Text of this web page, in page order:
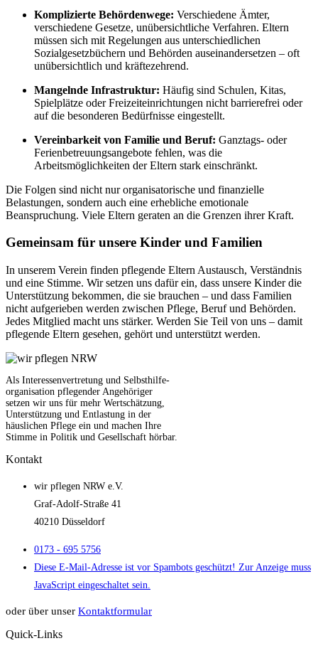
Komplizierte Behördenwege: Verschiedene Ämter,
verschiedene Gesetze, unübersichtliche Verfahren. Eltern
müssen sich mit Regelungen aus unterschiedlichen
Sozialgesetzbüchern und Behörden auseinandersetzen – oft
unübersichtlich und kräftezehrend.
Mangelnde Infrastruktur: Häufig sind Schulen, Kitas,
Spielplätze oder Freizeiteinrichtungen nicht barrierefrei oder
auf die besonderen Bedürfnisse eingestellt.
Vereinbarkeit von Familie und Beruf: Ganztags- oder
Ferienbetreuungsangebote fehlen, was die
Arbeitsmöglichkeiten der Eltern stark einschränkt.
Die Folgen sind nicht nur organisatorische und finanzielle
Belastungen, sondern auch eine erhebliche emotionale
Beanspruchung. Viele Eltern geraten an die Grenzen ihrer Kraft.
Gemeinsam für unsere Kinder und Familien
In unserem Verein finden pflegende Eltern Austausch, Verständnis
und eine Stimme. Wir setzen uns dafür ein, dass unsere Kinder die
Unterstützung bekommen, die sie brauchen – und dass Familien
nicht aufgerieben werden zwischen Pflege, Beruf und Behörden.
Jedes Mitglied macht uns stärker. Werden Sie Teil von uns – damit
pflegende Eltern gesehen, gehört und unterstützt werden.
Als Interessenvertretung und Selbsthilfe-
organisation pflegender Angehöriger
setzen wir uns für mehr Wertschätzung,
Unterstützung und Entlastung in der
häuslichen Pflege ein und machen Ihre
Stimme in Politik und Gesellschaft hörbar.
Kontakt
wir pflegen NRW e.V.
Graf-Adolf-Straße 41
40210 Düsseldorf
0173 - 695 5756
Diese E-Mail-Adresse ist vor Spambots geschützt! Zur Anzeige muss
JavaScript eingeschaltet sein.
oder über unser Kontaktformular
Quick-Links